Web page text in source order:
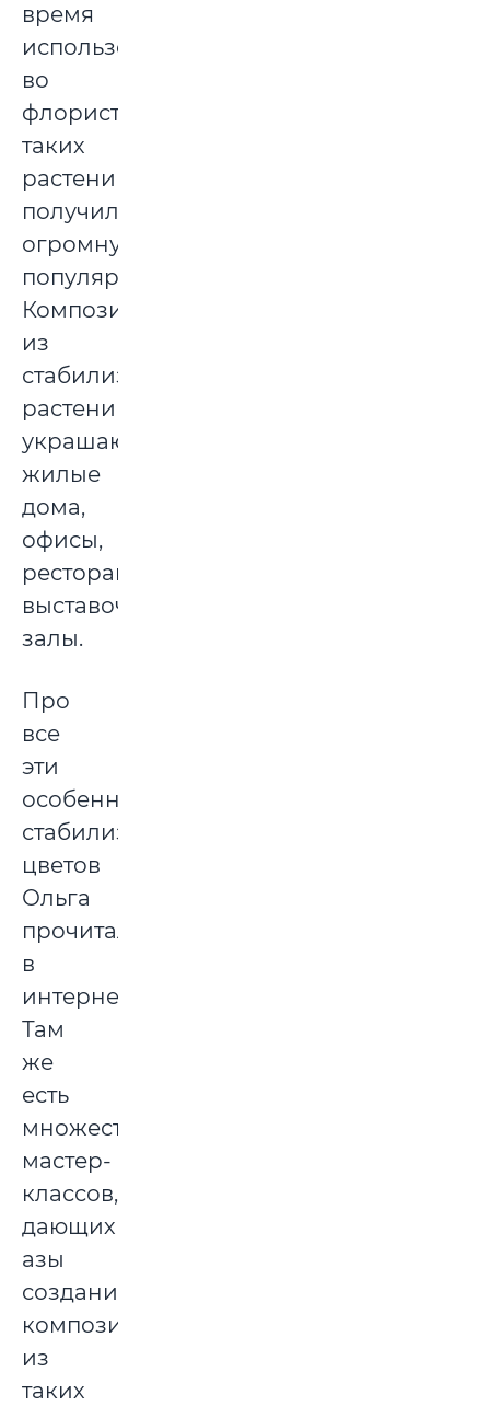
время
использование
во
флористике
таких
растений
получило
огромную
популярность.
Композиции
из
стабилизированных
растений
украшают
жилые
дома,
офисы,
рестораны,
выставочные
залы.
Про
все
эти
особенности
стабилизированных
цветов
Ольга
прочитала
в
интернете.
Там
же
есть
множество
мастер-
классов,
дающих
азы
создания
композиций
из
таких